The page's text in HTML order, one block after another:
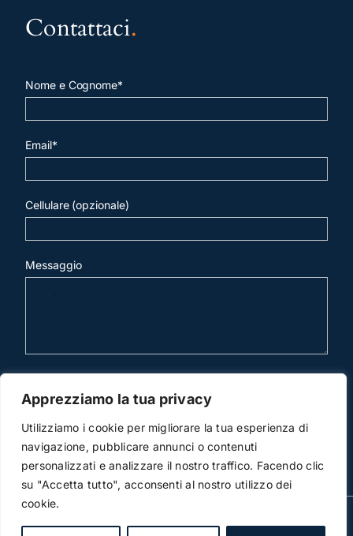
Apprezziamo la tua privacy
Utilizziamo i cookie per migliorare la tua esperienza di
navigazione, pubblicare annunci o contenuti
personalizzati e analizzare il nostro traffico. Facendo clic
su "Accetta tutto", acconsenti al nostro utilizzo dei
cookie.
Contattaci.
Nome e Cognome*
Email*
Cellulare (opzionale)
Messaggio
invia mail
© Copyright 2012 -2015 | Studio Legale Scicchitano | All